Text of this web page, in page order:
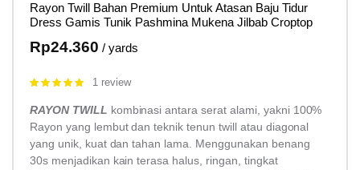
Rayon Twill Bahan Premium Untuk Atasan Baju Tidur
Dress Gamis Tunik Pashmina Mukena Jilbab Croptop
Rp24.360 / yards
Rated
1 review
RAYON TWILL kombinasi antara serat alami, yakni 100%
Rayon yang lembut dan teknik tenun twill atau diagonal
yang unik, kuat dan tahan lama. Menggunakan benang
30s menjadikan kain terasa halus, ringan, tingkat